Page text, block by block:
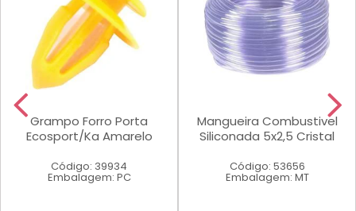
Grampo Forro Porta
Ecosport/Ka Amarelo
Código: 39934
Embalagem: PC
Mangueira Combustivel
Siliconada 5x2,5 Cristal
Código: 53656
Embalagem: MT